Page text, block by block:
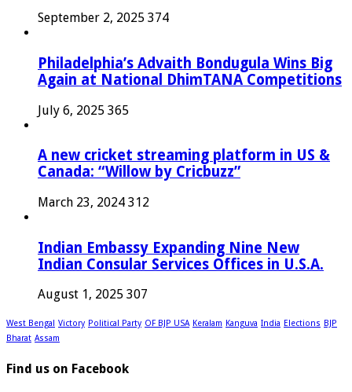
September 2, 2025 374
Philadelphia’s Advaith Bondugula Wins Big
Again at National DhimTANA Competitions
July 6, 2025 365
A new cricket streaming platform in US &
Canada: “Willow by Cricbuzz”
March 23, 2024 312
Indian Embassy Expanding Nine New
Indian Consular Services Offices in U.S.A.
August 1, 2025 307
West Bengal Victory Political Party OF BJP USA Keralam Kanguva India Elections BJP
Bharat Assam
Find us on Facebook